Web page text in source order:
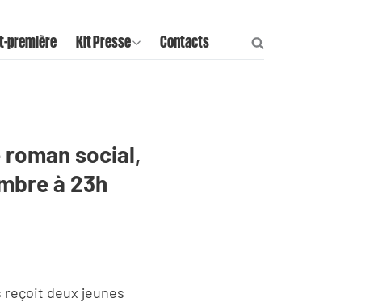
première Kit Presse Contacts
social,
à 23h
reçoit deux jeunes